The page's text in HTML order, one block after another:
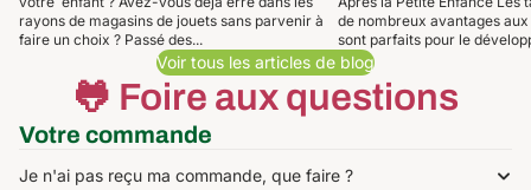
rayons de magasins de jouets sans parvenir à
faire un choix ? Passé des...
de nombreux avantages
sont parfaits pour le
Voir tous les articles de blog
🐸 Foire aux questions
Votre commande
Je n'ai pas reçu ma commande, que faire ?